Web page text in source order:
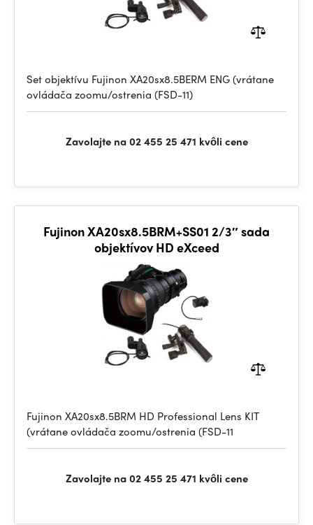
Set objektívu Fujinon XA20sx8.5BERM ENG (vrátane
ovládača zoomu/ostrenia (FSD-11)
Zavolajte na 02 455 25 471 kvôli cene
Fujinon XA20sx8.5BRM+SS01 2/3″ sada
objektívov HD eXceed
Fujinon XA20sx8.5BRM HD Professional Lens KIT
(vrátane ovládača zoomu/ostrenia (FSD-11
Zavolajte na 02 455 25 471 kvôli cene